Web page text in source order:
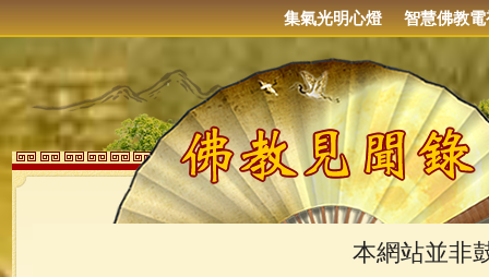
集氣光明心燈 智慧佛教電
本網站並非鼓